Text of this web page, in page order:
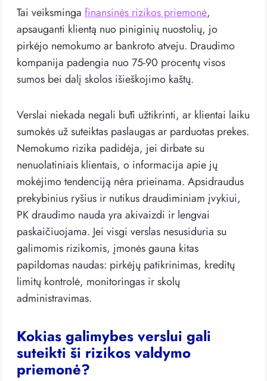
Tai veiksminga finansinės rizikos priemonė,
apsauganti klientą nuo piniginių nuostolių, jo
pirkėjo nemokumo ar bankroto atveju. Draudimo
kompanija padengia nuo 75-90 procentų visos
sumos bei dalį skolos išieškojimo kaštų.
Verslai niekada negali būti užtikrinti, ar klientai laiku
sumokės už suteiktas paslaugas ar parduotas prekes.
Nemokumo rizika padidėja, jei dirbate su
nenuolatiniais klientais, o informacija apie jų
mokėjimo tendenciją nėra prieinama. Apsidraudus
prekybinius ryšius ir nutikus draudiminiam įvykiui,
PK draudimo nauda yra akivaizdi ir lengvai
paskaičiuojama. Jei visgi verslas nesusiduria su
galimomis rizikomis, įmonės gauna kitas
papildomas naudas: pirkėjų patikrinimas, kreditų
limitų kontrolė, monitoringas ir skolų
administravimas.
Kokias galimybes verslui gali
suteikti ši rizikos valdymo
priemonė?